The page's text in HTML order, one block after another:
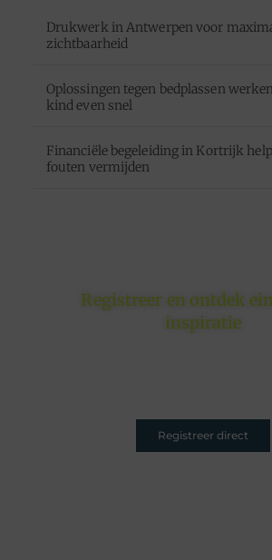
Drukwerk in Antwerpen voor
zichtbaarheid
Oplossingen tegen bedplassen
kind even snel
Financiële begeleiding in Kortrijk
fouten vermijden
Registreer en ontdek
inspiratie
Registreer direct